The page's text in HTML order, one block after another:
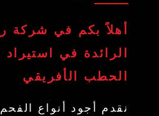
أهلاً بكم في شركة
الرائدة في
الحطب الأفريقي
نقدم أجود أنواع